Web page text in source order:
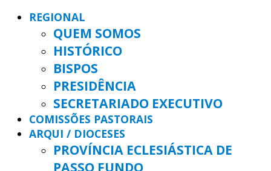
REGIONAL
QUEM SOMOS
HISTÓRICO
BISPOS
PRESIDÊNCIA
SECRETARIADO EXECUTIVO
COMISSÕES PASTORAIS
ARQUI / DIOCESES
PROVÍNCIA ECLESIÁSTICA DE
PASSO FUNDO